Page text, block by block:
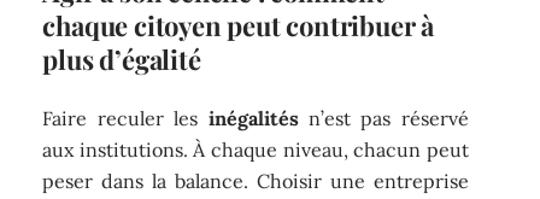
chaque citoyen peut contribuer à
plus d’égalité
Faire reculer les inégalitésn’est pas réservé
aux institutions. À chaque niveau, chacun peut
peser dans la balance. Choisir une entreprise